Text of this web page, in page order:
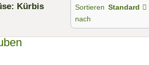
Kürbis
Sortieren
nach
Standard